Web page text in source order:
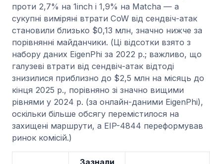
проти 2,7% на 1inch і 1,9% на Matcha — а
сукупні виміряні втрати CoW від сендвіч-атак
становили близько $0,13 млн, значно нижче за
порівнянні майданчики. (Ці відсотки взято з
набору даних EigenPhi за 2022 р.; важливо, що
галузеві втрати від сендвіч-атак відтоді
знизилися приблизно до $2,5 млн на місяць до
кінця 2025 р., порівняно зі значно вищими
рівнями у 2024 р. (за онлайн-даними EigenPhi),
оскільки більше обсягу перемістилося на
захищені маршрути, а EIP-4844 переформував
ринок комісій.)
Зазнали